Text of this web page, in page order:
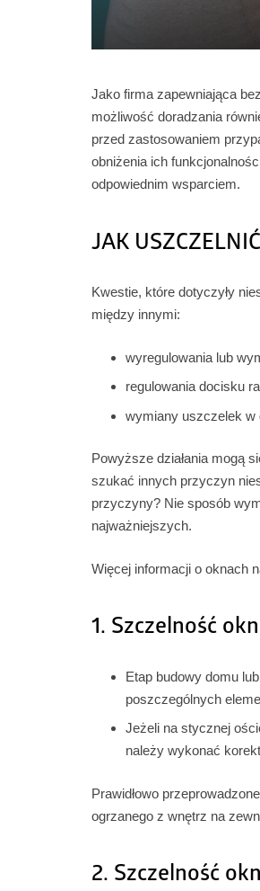
Jako firma zapewniająca
możliwość doradzania
przed zastosowaniem
obniżenia ich
odpowiednim wsparciem.
JAK
Kwestie, które dotyczyły
między innymi:
wyregulowania lub
regulowania docisku
wymiany uszczelek w
Powyższe działania mogą
szukać innych przyczyn
przyczyny? Nie sposób
najważniejszych.
Więcej informacji o oknach
1. Szczelność
Etap budowy domu
poszczególnych
Jeżeli na stycznej
należy wykonać
Prawidłowo
ogrzanego z wnętrz na
2. Szczelność